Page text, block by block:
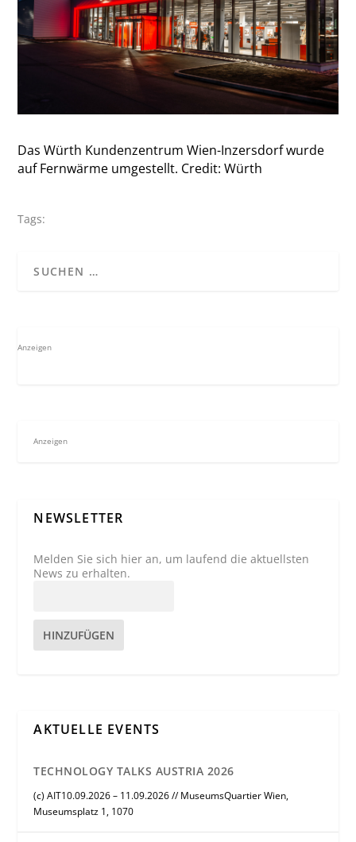
Das Würth Kundenzentrum Wien-Inzersdorf wurde
auf Fernwärme umgestellt. Credit: Würth
Tags:
Anzeigen
Anzeigen
NEWSLETTER
Melden Sie sich hier an, um laufend die aktuellsten
News zu erhalten.
HINZUFÜGEN
AKTUELLE EVENTS
TECHNOLOGY TALKS AUSTRIA 2026
(c) AIT10.09.2026 – 11.09.2026 // MuseumsQuartier Wien,
Museumsplatz 1, 1070